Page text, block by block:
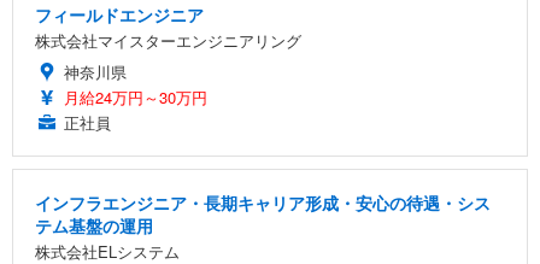
フィールドエンジニア
株式会社マイスターエンジニアリング
神奈川県
月給24万円～30万円
正社員
インフラエンジニア・長期キャリア形成・安心の待遇・シス
テム基盤の運用
株式会社ELシステム